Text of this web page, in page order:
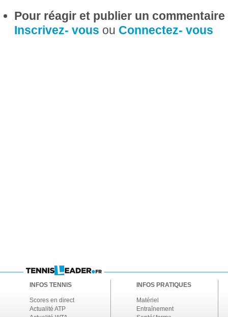
Pour réagir et publier un
Inscrivez- vous ou Connectez- vous
INFOS TENNIS
Scores en direct
Actualité ATP
INFOS PRATIQUES
Matériel
Entraînement